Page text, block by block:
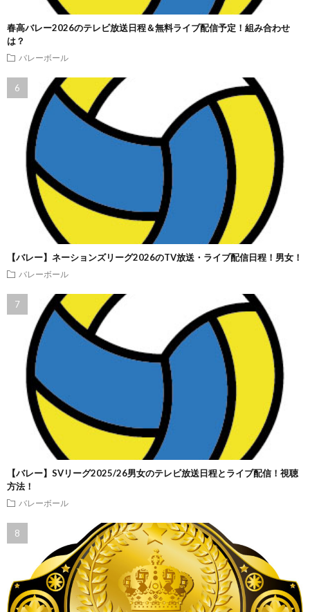
春高バレー2026のテレビ放送日程＆無料ライブ配信予定！組み合わせ
は？
バレーボール
【バレー】ネーションズリーグ2026のTV放送・ライブ配信日程！男女！
バレーボール
【バレー】SVリーグ2025/26男女のテレビ放送日程とライブ配信！視聴
方法！
バレーボール